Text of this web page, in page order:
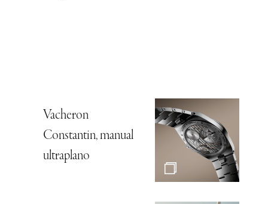
Vacheron
Constantin, manual
ultraplano